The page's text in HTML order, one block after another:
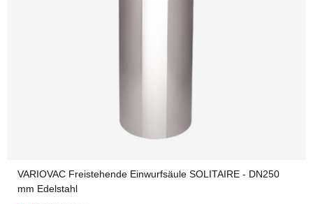
VARIOVAC Freistehende Einwurfsäule SOLITAIRE - DN250
mm Edelstahl